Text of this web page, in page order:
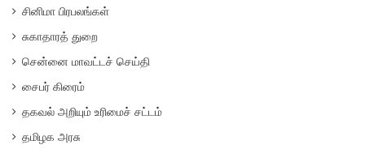
சினிமா பிரபலங்கள்
சுகாதாரத் துறை
சென்னை மாவட்டச் செய்தி
சைபர் கிரைம்
தகவல் அறியும் உரிமைச் சட்டம்
தமிழக அரசு